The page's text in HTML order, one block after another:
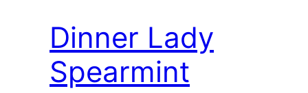
Dinner Lady
Spearmint